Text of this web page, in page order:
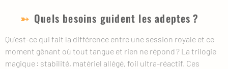
Quels besoins guident les adeptes ?
Qu’est-ce qui fait la différence entre une session royale et ce
moment gênant où tout tangue et rien ne répond ? La trilogie
magique : stabilité, matériel allégé, foil ultra-réactif. Ces